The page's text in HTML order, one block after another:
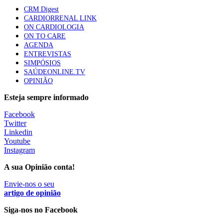
Trodelvy aprovado para primeira linha no cancro da
mama triplo negativo metastático em doentes não
elegíveis para inibidores PD-(L)1
61 visualizações
Especialistas defendem mais potássio na alimentação
para ajudar a controlar a hipertensão
57 visualizações
MAIS NOTÍCIAS
Sindicato diz que nova carreira de médicos dentistas reforça
estabilidade no SNS
6 Ago, 2026|0 Comments
Mais de 400 utentes beneficiaram de comparticipação reforçada
para tratamentos de infertilidade na Madeira
CRM Digest
CARDIORRENAL LINK
ON CARDIOLOGIA
ON TO CARE
AGENDA
ENTREVISTAS
SIMPÓSIOS
SAÚDEONLINE.TV
OPINIÃO
Esteja sempre informado
Facebook
Twitter
Linkedin
Youtube
Instagram
A sua Opinião conta!
Envie-nos o seu
artigo de opinião
Siga-nos no Facebook